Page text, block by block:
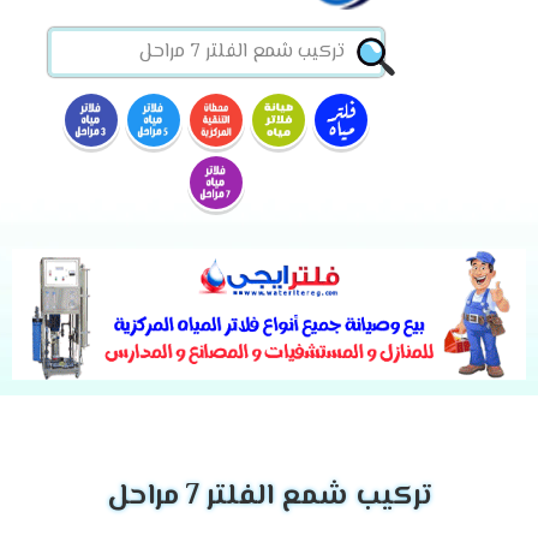
تركيب شمع الفلتر 7 مراحل